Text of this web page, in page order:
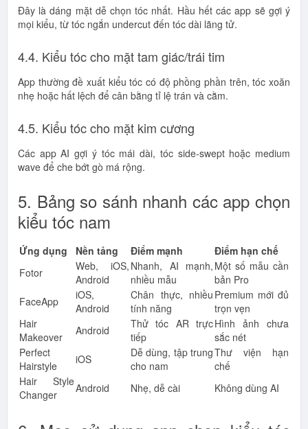
Đây là dáng mặt dễ chọn tóc nhất. Hầu hết các app sẽ gợi ý
mọi kiểu, từ tóc ngắn undercut đến tóc dài lãng tử.
4.4. Kiểu tóc cho mặt tam giác/trái tim
App thường đề xuất kiểu tóc có độ phồng phần trên, tóc xoăn
nhẹ hoặc hất lệch để cân bằng tỉ lệ trán và cằm.
4.5. Kiểu tóc cho mặt kim cương
Các app AI gợi ý tóc mái dài, tóc side-swept hoặc medium
wave để che bớt gò má rộng.
5. Bảng so sánh nhanh các app chọn
kiểu tóc nam
Ứng dụng Nền tảng Điểm mạnh
Điểm hạn chế
Fotor
Web, iOS,
Android
Nhanh, AI mạnh,
nhiều mẫu
Một số mẫu cần
bản Pro
FaceApp
iOS,
Android
Chân thực, nhiều
tính năng
Premium mới đủ
trọn vẹn
Hair
Makeover
Android
Thử tóc AR trực
tiếp
Hình ảnh chưa
sắc nét
Perfect
Hairstyle
iOS
Dễ dùng, tập trung
cho nam
Thư viện hạn
chế
Hair Style
Changer
Android Nhẹ, dễ cài Không dùng AI